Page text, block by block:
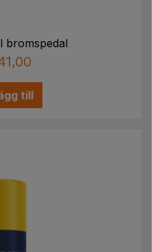
bromspedal
till